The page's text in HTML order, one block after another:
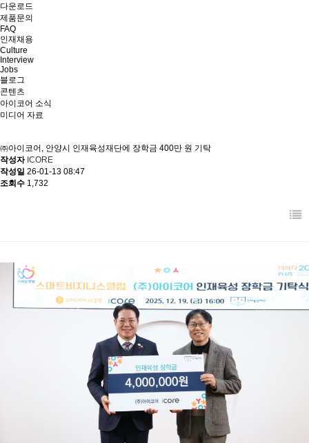
다운로드
제품문의
FAQ
인재채용
Culture
Interview
Jobs
블로그
콘텐츠
아이코어 소식
미디어 자료
㈜아이코어, 안양시 인재육성재단에 장학금 400만 원 기탁
작성자 ICORE
작성일 26-01-13 08:47
조회수 1,732